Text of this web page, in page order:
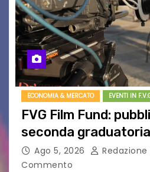
ECONOMIA & MERCATO EVENTI IN
FVG Film Fund:
seconda
Ago 5, 2026 Redazione
Commento